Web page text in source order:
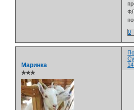
0
Маринка
✯✯✯